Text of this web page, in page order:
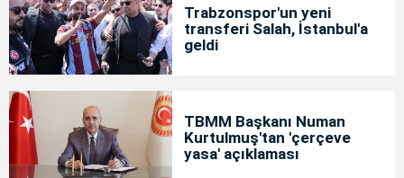
Trabzonspor'un yeni
transferi Salah, İstanbul'a
geldi
TBMM Başkanı Numan
Kurtulmuş'tan 'çerçeve
yasa' açıklaması